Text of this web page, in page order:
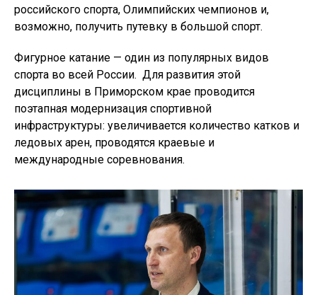
российского спорта, Олимпийских чемпионов и,
возможно, получить путевку в большой спорт.
Фигурное катание — один из популярных видов
спорта во всей России. Для развития этой
дисциплины в Приморском крае проводится
поэтапная модернизация спортивной
инфраструктуры: увеличивается количество катков и
ледовых арен, проводятся краевые и
международные соревнования.